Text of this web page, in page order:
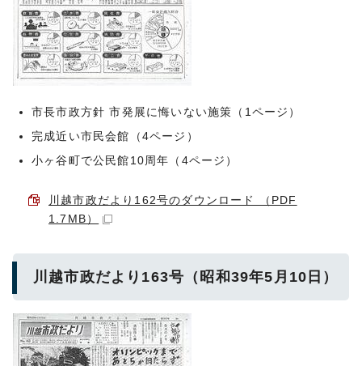
市長市政方針 市発展に悔いない施策（1ページ）
完成近い市民会館（4ページ）
小ヶ谷町で公民館10周年（4ページ）
川越市政だより162号のダウンロード （PDF
1.7MB）
川越市政だより163号（昭和39年5月10日）